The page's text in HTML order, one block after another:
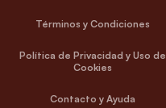
Términos y Condiciones
Política de Privacidad y Uso de
Cookies
Contacto y Ayuda